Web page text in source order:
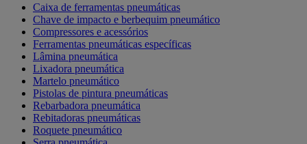
Caixa de ferramentas pneumáticas
Chave de impacto e berbequim pneumático
Compressores e acessórios
Ferramentas pneumáticas específicas
Lâmina pneumática
Lixadora pneumática
Martelo pneumático
Pistolas de pintura pneumáticas
Rebarbadora pneumática
Rebitadoras pneumáticas
Roquete pneumático